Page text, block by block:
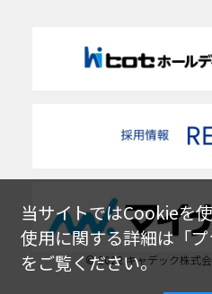
当サイトではCookieを
使用に関する詳細は「
をご覧ください。
© 2022 キャデック株式